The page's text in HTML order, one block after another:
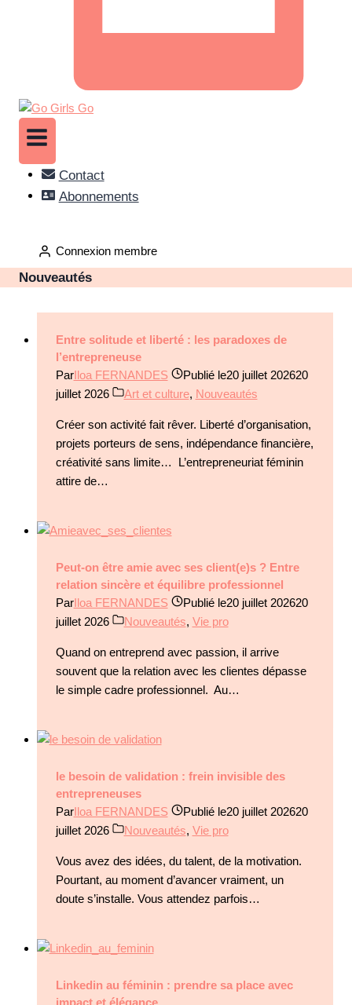
Contact
Abonnements
Connexion membre
Nouveautés
Entre solitude et liberté : les paradoxes de
l’entrepreneuse
ParIloa FERNANDES Publié le20 juillet 202620
juillet 2026
Art et culture, Nouveautés
Créer son activité fait rêver. Liberté d’organisation,
projets porteurs de sens, indépendance financière,
créativité sans limite… L’entrepreneuriat féminin
attire de…
Peut-on être amie avec ses client(e)s ? Entre
relation sincère et équilibre professionnel
ParIloa FERNANDES Publié le20 juillet 202620
juillet 2026
Nouveautés, Vie pro
Quand on entreprend avec passion, il arrive
souvent que la relation avec les clientes dépasse
le simple cadre professionnel. Au…
le besoin de validation : frein invisible des
entrepreneuses
ParIloa FERNANDES Publié le20 juillet 202620
juillet 2026
Nouveautés, Vie pro
Vous avez des idées, du talent, de la motivation.
Pourtant, au moment d’avancer vraiment, un
doute s’installe. Vous attendez parfois…
Linkedin au féminin : prendre sa place avec